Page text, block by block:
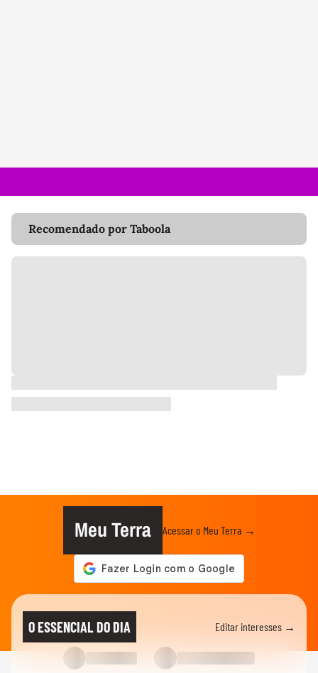
Recomendado por Taboola
Meu Terra Acessar o Meu Terra →
O ESSENCIAL DO DIA Editar interesses →